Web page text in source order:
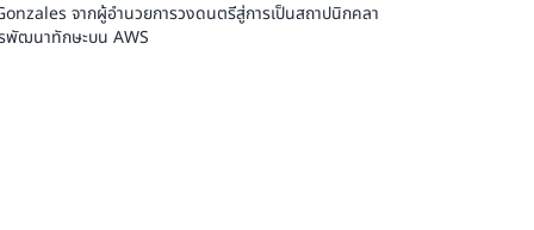
จากผู้อำนวยการวงดนตรีสู่การเป็นสถาปนิกคลา
พัฒนาทักษะบน AWS